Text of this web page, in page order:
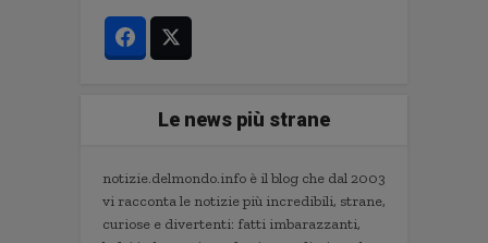
Le news più strane
notizie.delmondo.info è il blog che dal 2003
vi racconta le notizie più incredibili, strane,
curiose e divertenti: fatti imbarazzanti,